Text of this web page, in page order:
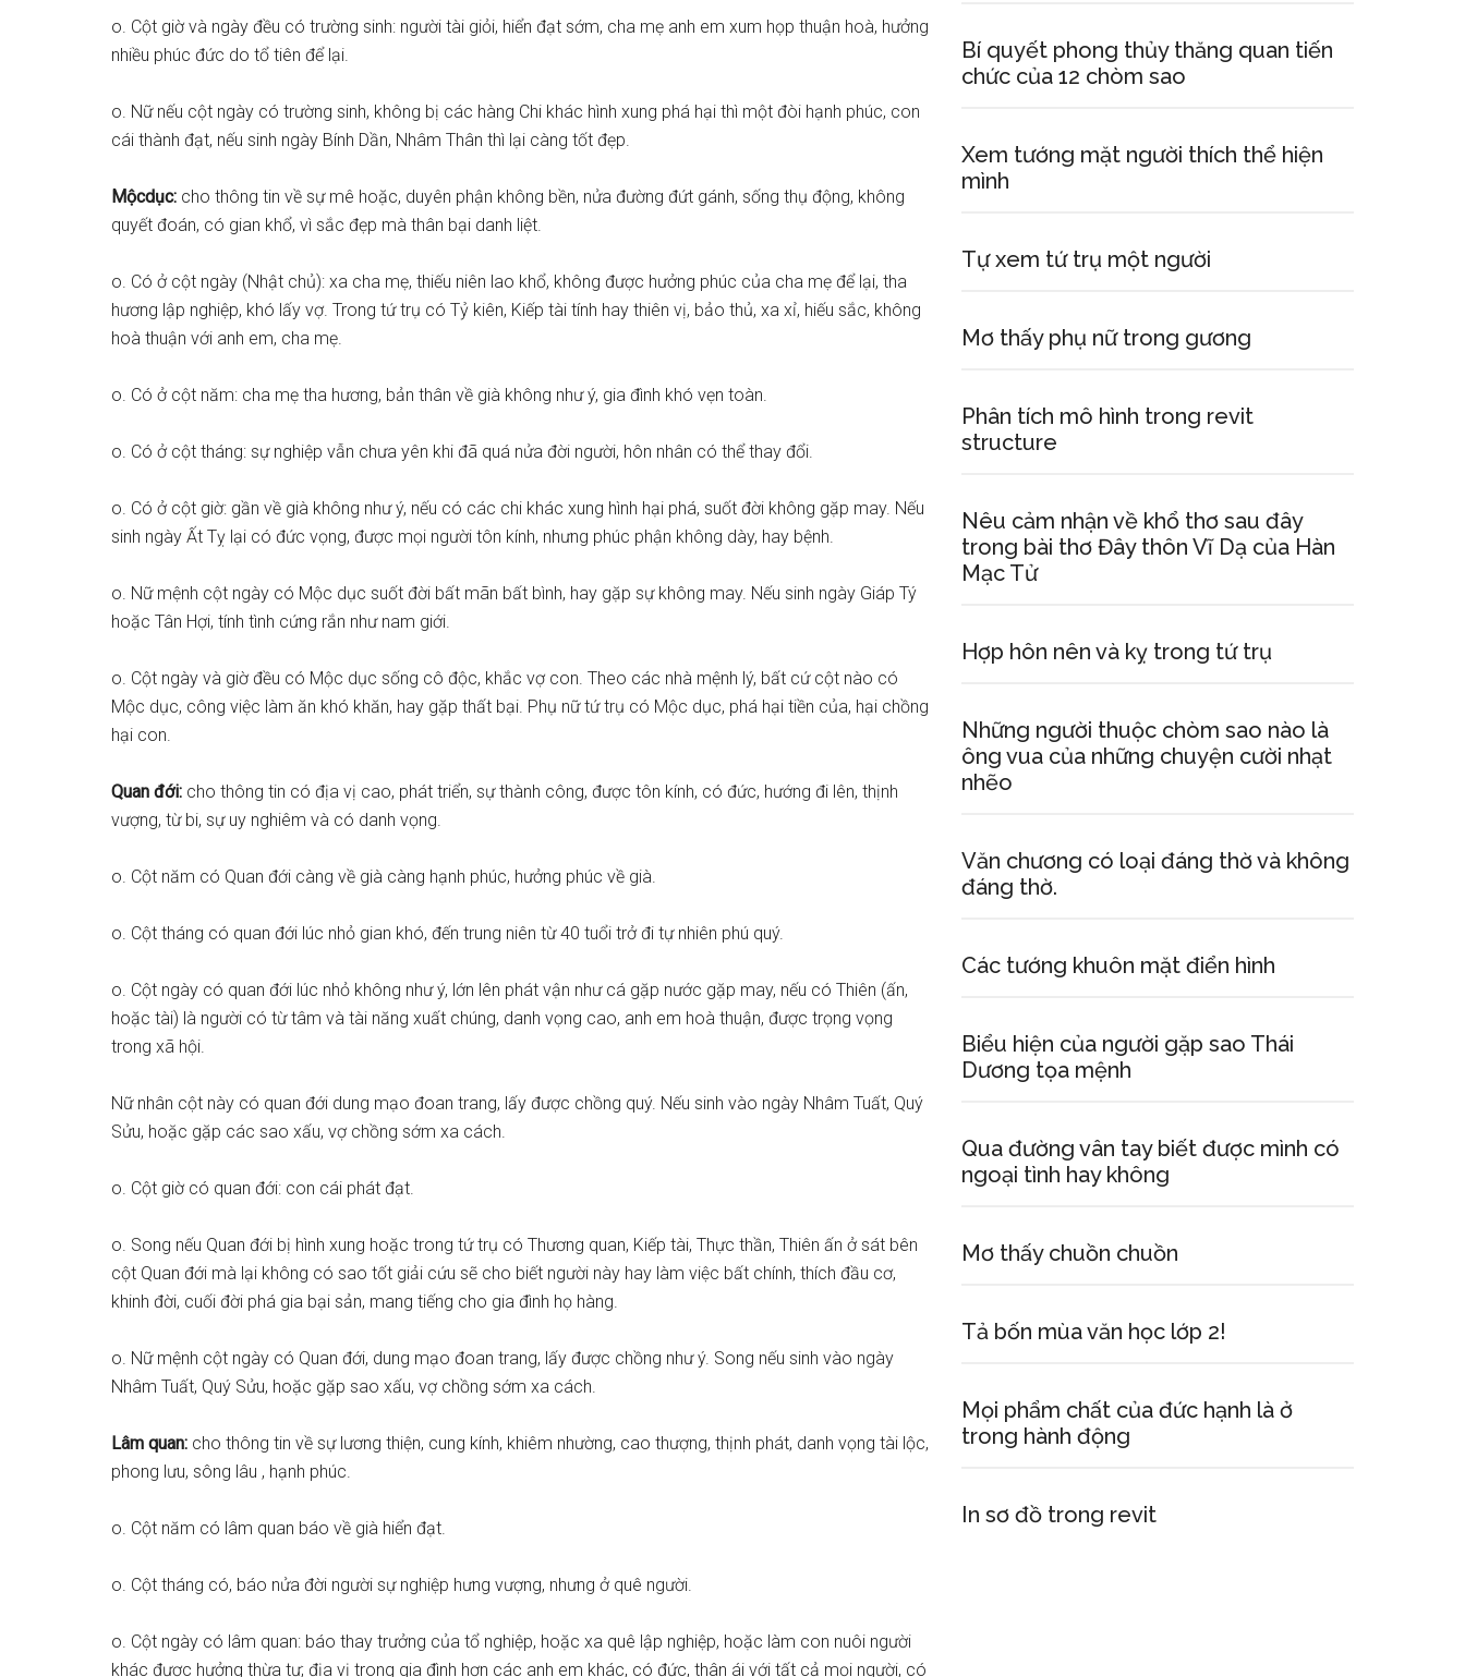
o. Cột giờ và ngày đều có trường sinh: người tài giỏi, hiển đạt sớm, cha mẹ anh em xum họp thuận hoà, hưởng
nhiều phúc đức do tổ tiên để lại.
o. Nữ nếu cột ngày có trường sinh, không bị các hàng Chi khác hình xung phá hại thì một đòi hạnh phúc, con
cái thành đạt, nếu sinh ngày Bính Dần, Nhâm Thân thì lại càng tốt đẹp.
Mộcdục: cho thông tin về sự mê hoặc, duyên phận không bền, nửa đường đứt gánh, sống thụ động, không
quyết đoán, có gian khổ, vì sắc đẹp mà thân bại danh liệt.
o. Có ở cột ngày (Nhật chủ): xa cha mẹ, thiếu niên lao khổ, không được hưởng phúc của cha mẹ để lại, tha
hương lập nghiệp, khó lấy vợ. Trong tứ trụ có Tỷ kiên, Kiếp tài tính hay thiên vị, bảo thủ, xa xỉ, hiếu sắc, không
hoà thuận với anh em, cha mẹ.
o. Có ở cột năm: cha mẹ tha hương, bản thân về già không như ý, gia đình khó vẹn toàn.
o. Có ở cột tháng: sự nghiệp vẫn chưa yên khi đã quá nửa đời người, hôn nhân có thể thay đổi.
o. Có ở cột giờ: gần về già không như ý, nếu có các chi khác xung hình hại phá, suốt đời không gặp may. Nếu
sinh ngày Ất Tỵ lại có đức vọng, được mọi người tôn kính, nhưng phúc phận không dày, hay bệnh.
o. Nữ mệnh cột ngày có Mộc dục suốt đời bất mãn bất bình, hay gặp sự không may. Nếu sinh ngày Giáp Tý
hoặc Tân Hợi, tính tình cứng rắn như nam giới.
o. Cột ngày và giờ đều có Mộc dục sống cô độc, khắc vợ con. Theo các nhà mệnh lý, bất cứ cột nào có
Mộc dục, công việc làm ăn khó khăn, hay gặp thất bại. Phụ nữ tứ trụ có Mộc dục, phá hại tiền của, hại chồng
hại con.
Quan đới: cho thông tin có địa vị cao, phát triển, sự thành công, được tôn kính, có đức, hướng đi lên, thịnh
vượng, từ bi, sự uy nghiêm và có danh vọng.
o. Cột năm có Quan đới càng về già càng hạnh phúc, hưởng phúc về già.
o. Cột tháng có quan đới lúc nhỏ gian khó, đến trung niên từ 40 tuổi trở đi tự nhiên phú quý.
o. Cột ngày có quan đới lúc nhỏ không như ý, lớn lên phát vận như cá gặp nước gặp may, nếu có Thiên (ấn,
hoặc tài) là người có từ tâm và tài năng xuất chúng, danh vọng cao, anh em hoà thuận, được trọng vọng
trong xã hội.
Nữ nhân cột này có quan đới dung mạo đoan trang, lấy được chồng quý. Nếu sinh vào ngày Nhâm Tuất, Quý
Sửu, hoặc gặp các sao xấu, vợ chồng sớm xa cách.
o. Cột giờ có quan đới: con cái phát đạt.
o. Song nếu Quan đới bị hình xung hoặc trong tứ trụ có Thương quan, Kiếp tài, Thực thần, Thiên ấn ở sát bên
cột Quan đới mà lại không có sao tốt giải cứu sẽ cho biết người này hay làm việc bất chính, thích đầu cơ,
khinh đời, cuối đời phá gia bại sản, mang tiếng cho gia đình họ hàng.
o. Nữ mệnh cột ngày có Quan đới, dung mạo đoan trang, lấy được chồng như ý. Song nếu sinh vào ngày
Nhâm Tuất, Quý Sửu, hoặc gặp sao xấu, vợ chồng sớm xa cách.
Lâm quan: cho thông tin về sự lương thiện, cung kính, khiêm nhường, cao thượng, thịnh phát, danh vọng tài lộc,
phong lưu, sông lâu , hạnh phúc.
o. Cột năm có lâm quan báo về già hiển đạt.
o. Cột tháng có, báo nửa đời người sự nghiệp hưng vượng, nhưng ở quê người.
o. Cột ngày có lâm quan: báo thay trưởng của tổ nghiệp, hoặc xa quê lập nghiệp, hoặc làm con nuôi người
khác được hưởng thừa tự; địa vị trong gia đình hơn các anh em khác, có đức, thân ái với tất cả mọi người, có
Bí quyết phong thủy thăng quan tiến
chức của 12 chòm sao
Xem tướng mặt người thích thể hiện
mình
Tự xem tứ trụ một người
Mơ thấy phụ nữ trong gương
Phân tích mô hình trong revit
structure
Nêu cảm nhận về khổ thơ sau đây
trong bài thơ Đây thôn Vĩ Dạ của Hàn
Mạc Tử
Hợp hôn nên và kỵ trong tứ trụ
Những người thuộc chòm sao nào là
ông vua của những chuyện cười nhạt
nhẽo
Văn chương có loại đáng thờ và không
đáng thờ.
Các tướng khuôn mặt điển hình
Biểu hiện của người gặp sao Thái
Dương tọa mệnh
Qua đường vân tay biết được mình có
ngoại tình hay không
Mơ thấy chuồn chuồn
Tả bốn mùa văn học lớp 2!
Mọi phẩm chất của đức hạnh là ở
trong hành động
In sơ đồ trong revit